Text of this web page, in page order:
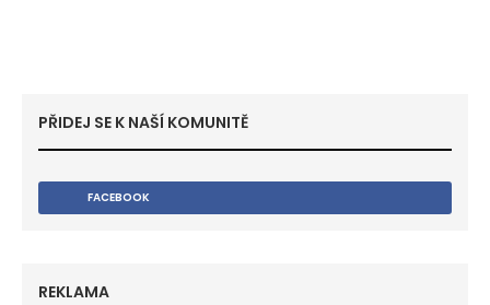
PŘIDEJ SE K NAŠÍ KOMUNITĚ
FACEBOOK
REKLAMA